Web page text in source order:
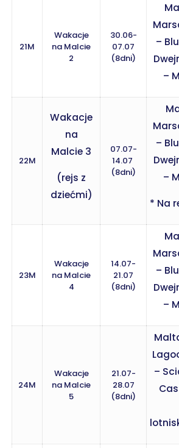
21M
Wakacje
na Malcie
2
30.06-
07.07
(8dni)
–
–
22M
Wakacje
na
Malcie 3
(rejs z
dziećmi)
07.07-
14.07
(8dni)
–
–
* Na
23M
Wakacje
na Malcie
4
14.07-
21.07
(8dni)
–
–
24M
Wakacje
na Malcie
5
21.07-
28.07
(8dni)
–